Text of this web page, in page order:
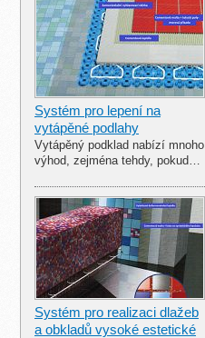
Systém pro lepení na
vytápěné podlahy
Vytápěný podklad nabízí mnoho
výhod, zejména tehdy, pokud…
Systém pro realizaci dlažeb
a obkladů vysoké estetické